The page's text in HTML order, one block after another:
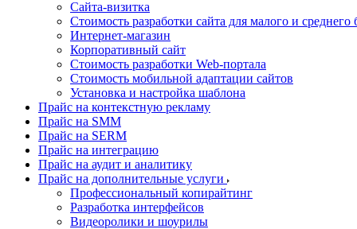
Cайта-визитка
Стоимость разработки сайта для малого и среднего
Интернет-магазин
Корпоративный сайт
Стоимость разработки Web-портала
Стоимость мобильной адаптации сайтов
Установка и настройка шаблона
Прайс на контекстную рекламу
Прайс на SMM
Прайс на SERM
Прайс на интеграцию
Прайс на аудит и аналитику
Прайс на дополнительные услуги
Профессиональный копирайтинг
Разработка интерфейсов
Видеоролики и шоурилы